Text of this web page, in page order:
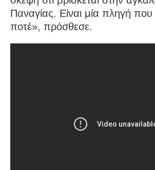
Παναγίας. Είναι μία πληγή που
ποτέ», πρόσθεσε.